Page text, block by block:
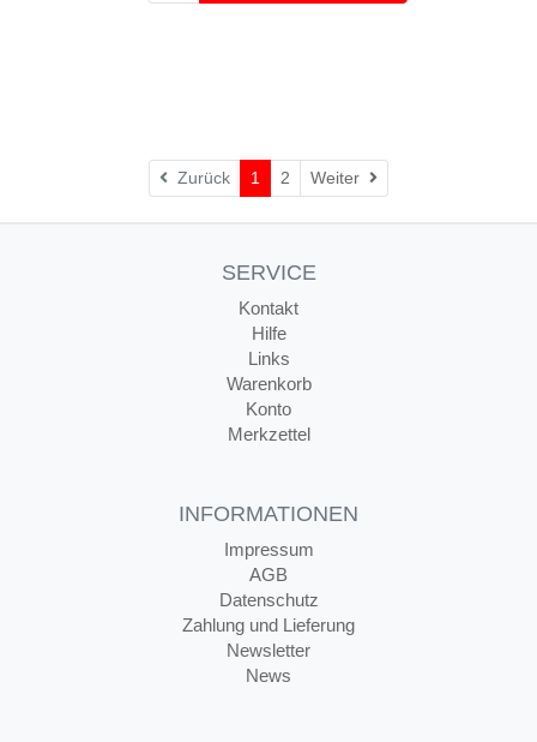
Zurück 1 2 Weiter Weiter
SERVICE
Kontakt
Hilfe
Links
Warenkorb
Konto
Merkzettel
INFORMATIONEN
Impressum
AGB
Datenschutz
Zahlung und Lieferung
Newsletter
News